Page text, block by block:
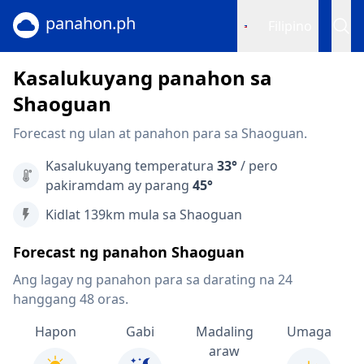
panahon.ph
Kasalukuyang panahon sa
Shaoguan
Forecast ng ulan at panahon para sa Shaoguan.
Kasalukuyang temperatura 33°/ pero
pakiramdam ay parang 45°
Kidlat 139km mula sa Shaoguan
Forecast ng panahon Shaoguan
Ang lagay ng panahon para sa darating na 24
hanggang 48 oras.
Hapon
Gabi
Madaling
araw
Umaga